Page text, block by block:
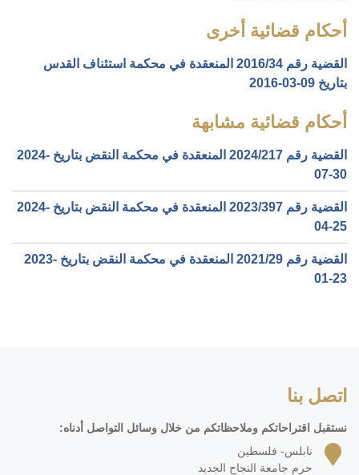
أحكام قضائية أخرى
القضية رقم ‎34‏/‎2016‏ المنعقدة في محكمة استئناف القدس
بتاريخ ‎2016-03-09‏
أحكام قضائية مشابهة
القضية رقم ‎217‏/‎2024‏ المنعقدة في محكمة النقض بتاريخ ‎2024-
07-30‏
القضية رقم ‎397‏/‎2023‏ المنعقدة في محكمة النقض بتاريخ ‎2024-
04-25‏
القضية رقم ‎29‏/‎2021‏ المنعقدة في محكمة النقض بتاريخ ‎2023-
01-23‏
اتصل بنا
نستقبل اقتراحاتكم وملاحظاتكم من خلال وسائل التواصل أدناه:
نابلس- فلسطين
حرم جامعة النجاح الجديد